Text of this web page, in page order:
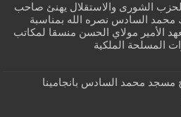
لحزب الشورى والاستقلال يهنئ صاحب
محمد السادس نصره الله بمناسبة
الأمير مولاي الحسن منسقا لمكاتب
المسلحة الملكية
مسجد محمد السادس بانجامينا